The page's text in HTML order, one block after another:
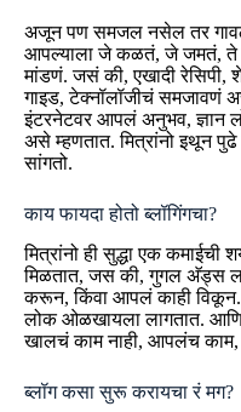
अजून पण समजल नसेल तर
आपल्याला जे कळतं, जे जमतं, ते
मांडणं. जसं की, एखादी रेसिपी,
गाइड, टेक्नॉलॉजीचं समजावणं
इंटरनेटवर आपलं अनुभव, ज्ञान
असे म्हणतात. मित्रांनो इथून
सांगतो.
काय फायदा होतो ब्लॉगिंगचा?
मित्रांनो ही सुद्धा एक
मिळतात, जस की, गुगल अ‍ॅड्स
करून, किंवा आपलं काही विकून.
लोक ओळखायला लागतात. आणि
खालचं काम नाही, आपलंच
ब्लॉग कसा सुरू करायचा रं मग?